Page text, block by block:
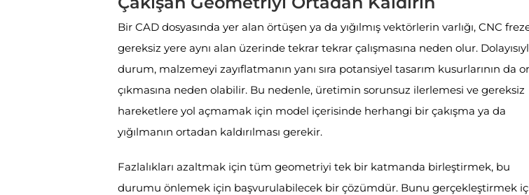
Bir CAD dosyasında yer alan örtüşen ya da yığılmış vektörlerin varlığı, CNC
gereksiz yere aynı alan üzerinde tekrar tekrar çalışmasına neden olur.
durum, malzemeyi zayıflatmanın yanı sıra potansiyel tasarım kusurlarının da
çıkmasına neden olabilir. Bu nedenle, üretimin sorunsuz ilerlemesi ve gereksiz
hareketlere yol açmamak için model içerisinde herhangi bir çakışma ya da
yığılmanın ortadan kaldırılması gerekir.
Fazlalıkları azaltmak için tüm geometriyi tek bir katmanda birleştirmek, bu
durumu önlemek için başvurulabilecek bir çözümdür. Bunu gerçekleştirmek